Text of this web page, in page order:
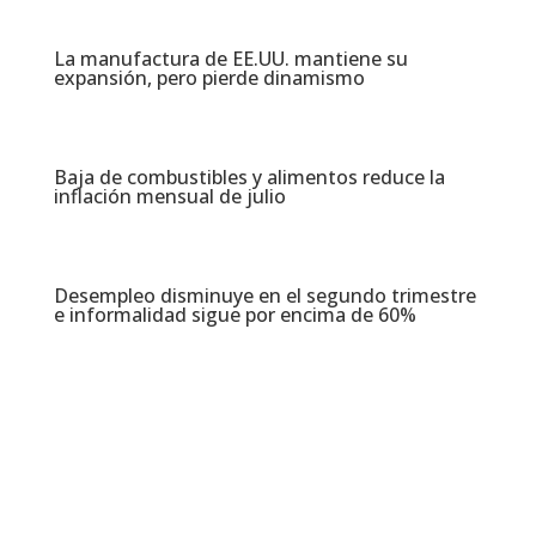
La manufactura de EE.UU. mantiene su
expansión, pero pierde dinamismo
Baja de combustibles y alimentos reduce la
inflación mensual de julio​
Desempleo disminuye en el segundo trimestre
e informalidad sigue por encima de 60%